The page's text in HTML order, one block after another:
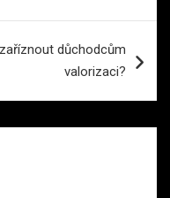
důchodcům
valorizaci?